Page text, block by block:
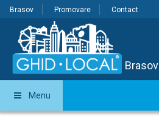
Brasov Promovare Contact
Brasov
Menu